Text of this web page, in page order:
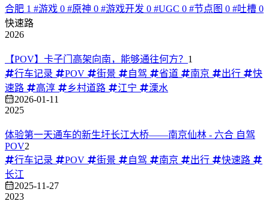
合肥 1 #游戏 0 #原神 0 #游戏开发 0 #UGC 0 #节点图 0 #吐槽 0
快速路
2026
【POV】卡子门高架向南，能够通往何方？ 1
行车记录
POV 街景 自驾 省道 南京 出行
快
速路
高淳 乡村道路 江宁
溧水
2026-01-11
2025
体验第一天通车的新生圩长江大桥——南京仙林 - 六合 自驾
POV2
行车记录
POV 街景 自驾 南京 出行
快速路
长江
2025-11-27
2023